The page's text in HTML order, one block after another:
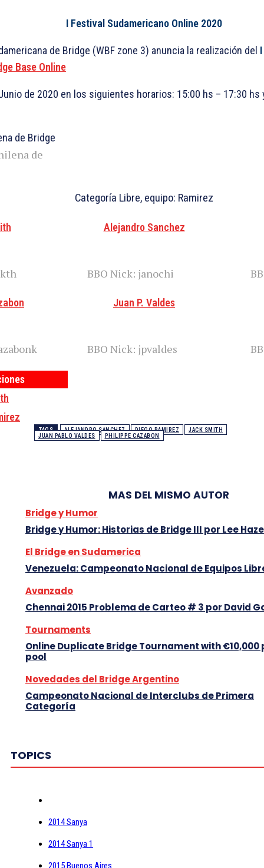
I Festival Sudamericano Online 2020
de Bridge (WBF zone 3) anuncia la realización del
Base Online
de 2020 en los siguientes horarios: 15:00 hs – 17:30 hs
de
Categoría Libre, equipo: Ramirez
Alejandro Sanchez
BBO Nick: janochi
Juan P. Valdes
BBO Nick: jpvaldes
TAGS ALEJANDRO SANCHEZ DIEGO RAMIREZ
JACK SMITH
JUAN PABLO VALDES
PHILIPPE CAZABON
MAS DEL MISMO AUTOR
Bridge y Humor
Bridge y Humor: Historias de Bridge III por Lee
El Bridge en Sudamerica
Venezuela: Campeonato Nacional de Equipos
Avanzado
Chennai 2015 Problema de Carteo # 3 por David
Tournaments
Online Duplicate Bridge Tournament with €10,000
pool
Novedades del Bridge Argentino
Campeonato Nacional de Interclubs de Primera
Categoría
TOPICS
2014 Sanya
2014 Sanya 1
2015 Buenos Aires